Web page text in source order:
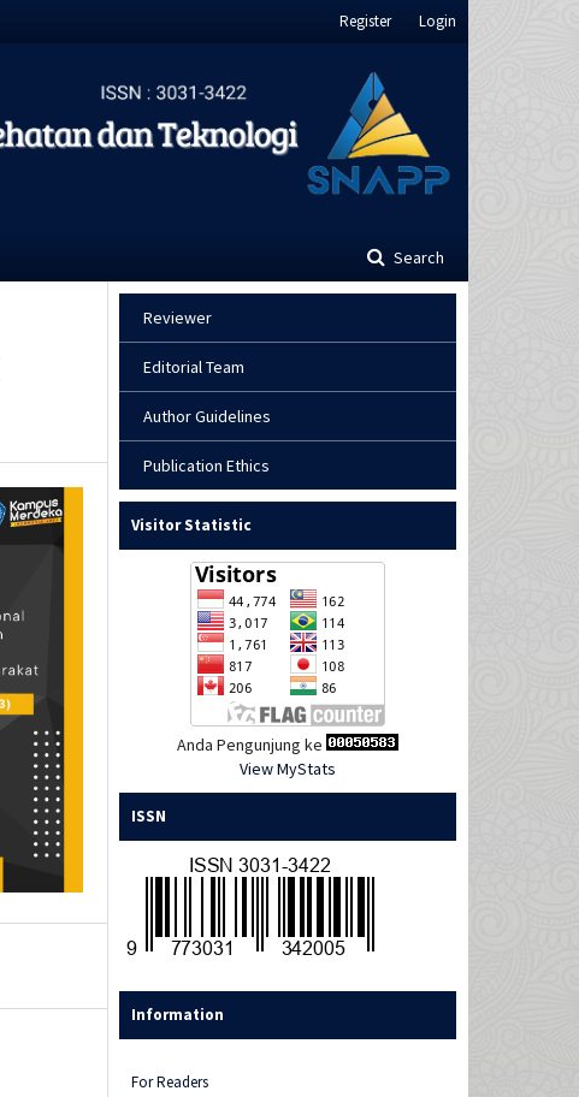
Search
Register Login
Reviewer
Editorial Team
Author Guidelines
Publication Ethics
Visitor Statistic
Anda Pengunjung ke
View MyStats
ISSN
Information
For Readers